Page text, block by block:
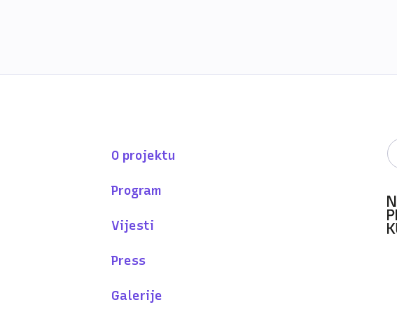
O projektu
Program
Vijesti
Press
Galerije